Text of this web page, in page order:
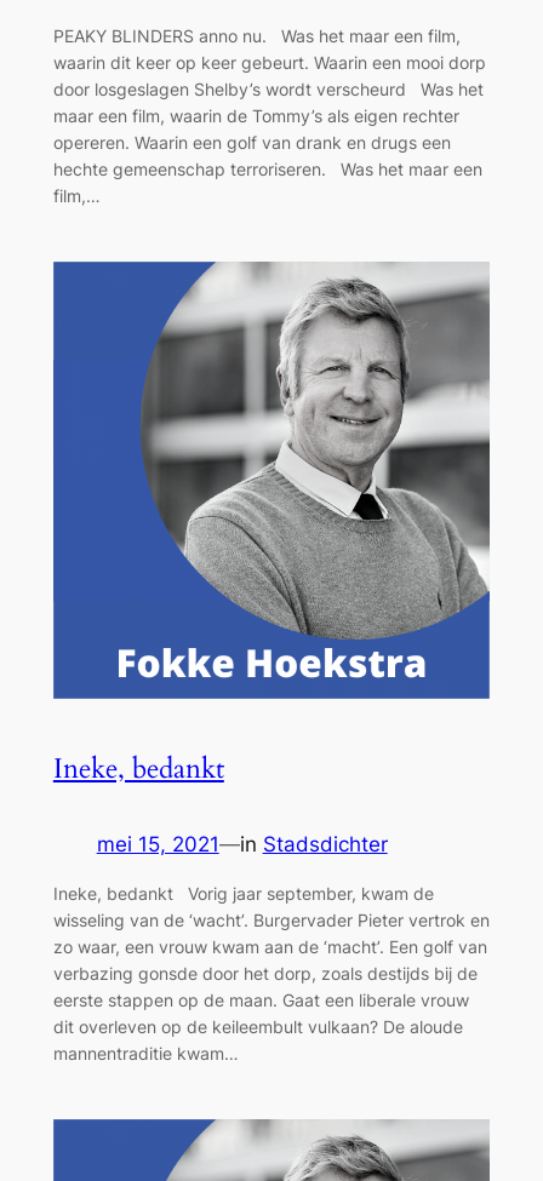
PEAKY BLINDERS anno nu. Was het maar een film,
waarin dit keer op keer gebeurt. Waarin een mooi dorp
door losgeslagen Shelby’s wordt verscheurd Was het
maar een film, waarin de Tommy’s als eigen rechter
opereren. Waarin een golf van drank en drugs een
hechte gemeenschap terroriseren. Was het maar een
film,…
Ineke, bedankt
mei 15, 2021—in Stadsdichter
Ineke, bedankt Vorig jaar september, kwam de
wisseling van de ‘wacht’. Burgervader Pieter vertrok en
zo waar, een vrouw kwam aan de ‘macht’. Een golf van
verbazing gonsde door het dorp, zoals destijds bij de
eerste stappen op de maan. Gaat een liberale vrouw
dit overleven op de keileembult vulkaan? De aloude
mannentraditie kwam…